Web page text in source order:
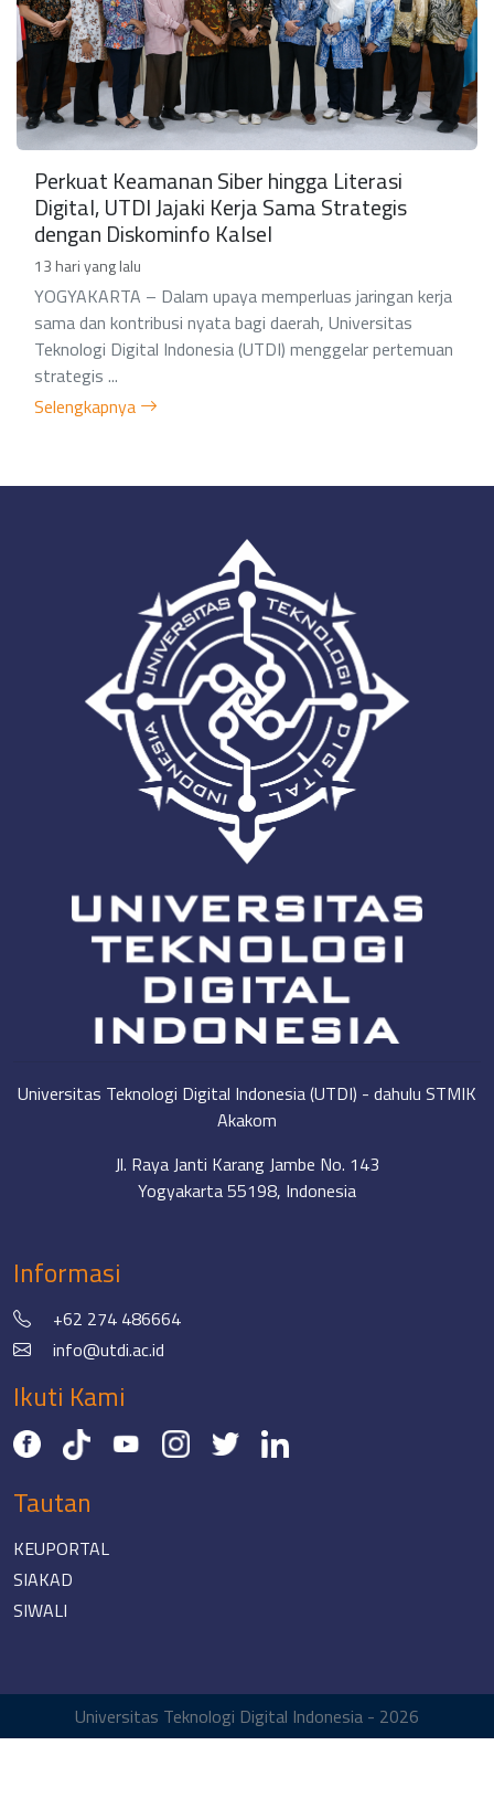
Perkuat Keamanan Siber hingga Literasi
Digital, UTDI Jajaki Kerja Sama Strategis
dengan Diskominfo Kalsel
13 hari yang lalu
YOGYAKARTA – Dalam upaya memperluas jaringan kerja
sama dan kontribusi nyata bagi daerah, Universitas
Teknologi Digital Indonesia (UTDI) menggelar pertemuan
strategis ...
Selengkapnya
Universitas Teknologi Digital Indonesia (UTDI) - dahulu STMIK
Akakom
Jl. Raya Janti Karang Jambe No. 143
Yogyakarta 55198, Indonesia
Informasi
+62 274 486664
info@utdi.ac.id
Ikuti Kami
Tautan
KEUPORTAL
SIAKAD
SIWALI
Universitas Teknologi Digital Indonesia - 2026